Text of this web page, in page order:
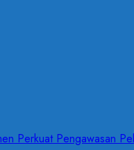
Perkuat Pengawasan